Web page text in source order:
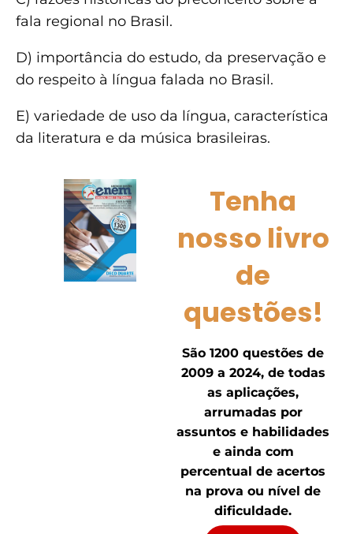
fala regional no Brasil.
D) importância do estudo, da preservação e
do respeito à língua falada no Brasil.
E) variedade de uso da língua, característica
da literatura e da música brasileiras.
Tenha
nosso livro
de
questões!
São 1200 questões de
2009 a 2024, de todas
as aplicações,
arrumadas por
assuntos e habilidades
e ainda com
percentual de acertos
na prova ou nível de
dificuldade.